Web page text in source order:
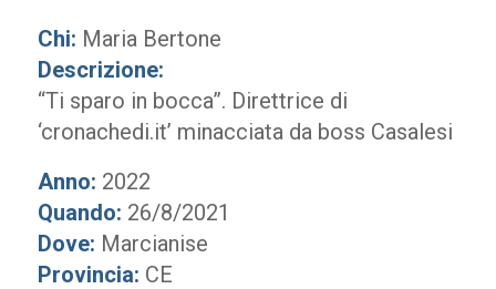
Chi: Maria Bertone
Descrizione:
“Ti sparo in bocca”. Direttrice di
‘cronachedi.it’ minacciata da boss Casalesi
Anno: 2022
Quando: 26/8/2021
Dove: Marcianise
Provincia: CE